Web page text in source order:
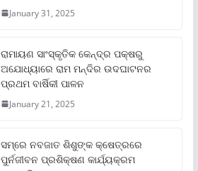
January 31, 2025
ରାମାୟଣ ସାଂସ୍କୃତିକ କେନ୍ଦ୍ର ପକ୍ଷରୁ
ଅଯୋଧ୍ୟାରେ ରାମ ମନ୍ଦିର ଉଦଘାଟନର
ପ୍ରଥମ ବାର୍ଷିକୀ ପାଳନ
January 21, 2025
ସମ୍‌ରେ ନବଜାତ ଶିଶୁଙ୍କ କ୍ଷେତ୍ରରେ
ପୁର୍ନଜୀବନ ପ୍ରଶିକ୍ଷଣ କାର୍ଯ୍ୟକ୍ରମ